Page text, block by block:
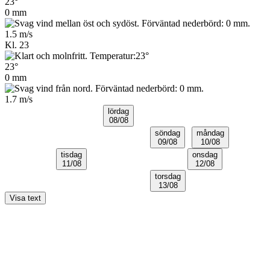
0 mm
1.5 m/s
Kl. 23
23°
0 mm
1.7 m/s
lördag
08/08
söndag
09/08
måndag
10/08
tisdag
11/08
onsdag
12/08
torsdag
13/08
Visa text